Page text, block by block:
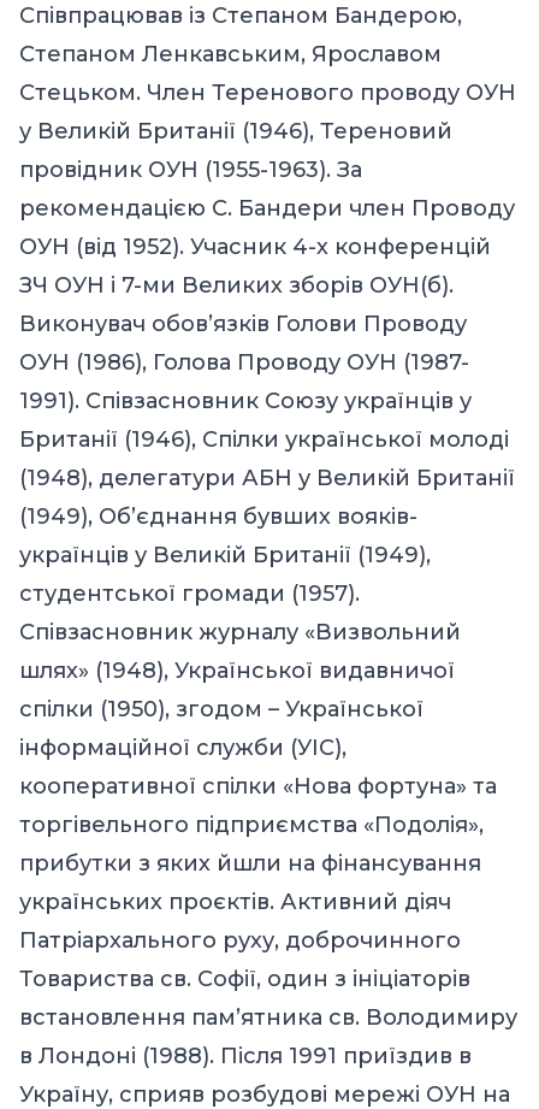
Співпрацював із Степаном Бандерою,
Степаном Ленкавським, Ярославом
Стецьком. Член Теренового проводу ОУН
у Великій Британії (1946), Тереновий
провідник ОУН (1955-1963). За
рекомендацією С. Бандери член Проводу
ОУН (від 1952). Учасник 4-х конференцій
ЗЧ ОУН і 7-ми Великих зборів ОУН(б).
Виконувач обов’язків Голови Проводу
ОУН (1986), Голова Проводу ОУН (1987-
1991). Співзасновник Союзу українців у
Британії (1946), Спілки української молоді
(1948), делегатури АБН у Великій Британії
(1949), Об’єднання бувших вояків-
українців у Великій Британії (1949),
студентської громади (1957).
Співзасновник журналу «Визвольний
шлях» (1948), Української видавничої
спілки (1950), згодом – Української
інформаційної служби (УІС),
кооперативної спілки «Нова фортуна» та
торгівельного підприємства «Подолія»,
прибутки з яких йшли на фінансування
українських проєктів. Активний діяч
Патріархального руху, доброчинного
Товариства св. Софії, один з ініціаторів
встановлення пам’ятника св. Володимиру
в Лондоні (1988). Після 1991 приїздив в
Україну, сприяв розбудові мережі ОУН на